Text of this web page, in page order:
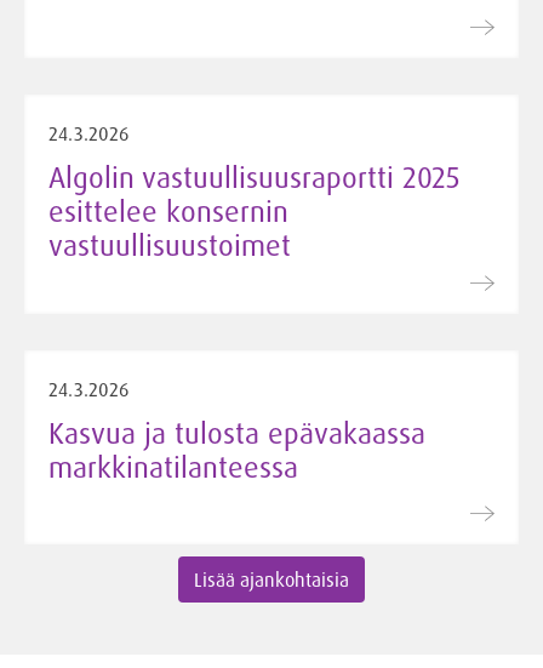
24.3.2026
Algolin vastuullisuusraportti 2025
esittelee konsernin
vastuullisuustoimet
24.3.2026
Kasvua ja tulosta epävakaassa
markkinatilanteessa
Lisää ajankohtaisia